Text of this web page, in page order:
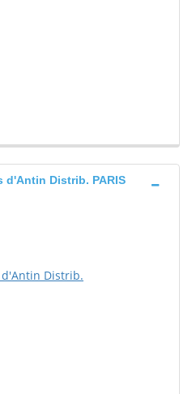
d'Antin Distrib. PARIS
d'Antin Distrib.